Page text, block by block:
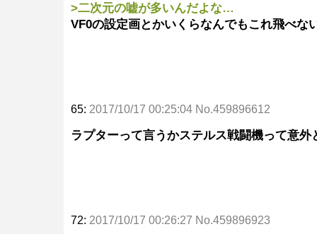
>二次元の嘘が多いんだよな…
VF0の設定画とかいくらなんでもこれ飛べな
65: 2017/10/17 00:25:04 No.459896612
ラプターって言うかステルス戦闘機って意
72: 2017/10/17 00:26:27 No.459896923